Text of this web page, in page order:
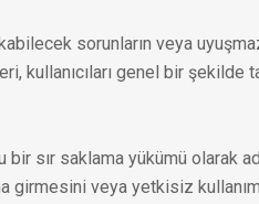
sorunların veya
kullanıcıları genel bir şekilde
sır saklama yükümü olarak
girmesini veya yetkisiz